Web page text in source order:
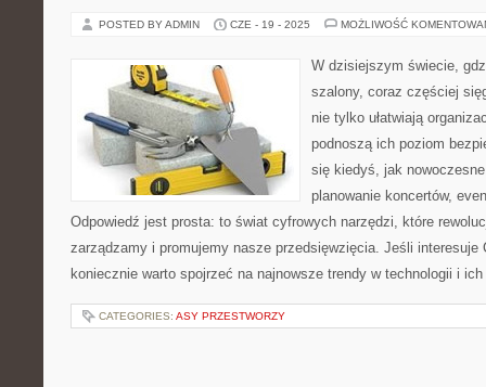
POSTED BY ADMIN CZE - 19 - 2025 MOŻLIWOŚĆ
W dzisiejszym świecie,
szalony, coraz częściej
nie tylko ułatwiają
podnoszą ich poziom
się kiedyś, jak
planowanie koncertów,
Odpowiedź jest prosta: to świat cyfrowych narzędzi, które
zarządzamy i promujemy nasze przedsięwzięcia. Jeśli interesuje
koniecznie warto spojrzeć na najnowsze trendy w technologii i
CATEGORIES: ASY PRZESTWORZY